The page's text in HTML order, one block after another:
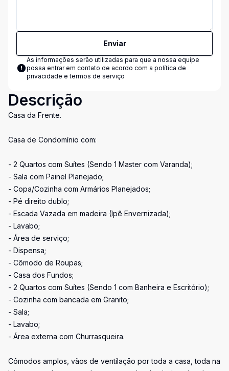
Enviar
As informações serão utilizadas para que a nossa equipe
possa entrar em contato de acordo com a política de
privacidade e termos de serviço
Descrição
Casa da Frente.
Casa de Condomínio com:
- 2 Quartos com Suítes (Sendo 1 Master com Varanda);
- Sala com Painel Planejado;
- Copa/Cozinha com Armários Planejados;
- Pé direito dublo;
- Escada Vazada em madeira (Ipê Envernizada);
- Lavabo;
- Área de serviço;
- Dispensa;
- Cômodo de Roupas;
- Casa dos Fundos;
- 2 Quartos com Suítes (Sendo 1 com Banheira e Escritório);
- Cozinha com bancada em Granito;
- Sala;
- Lavabo;
- Área externa com Churrasqueira.
Cômodos amplos, vãos de ventilação por toda a casa, toda na